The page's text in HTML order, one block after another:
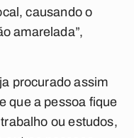
causando o
amarelada”,
procurado assim
que a pessoa fique
ou estudos,